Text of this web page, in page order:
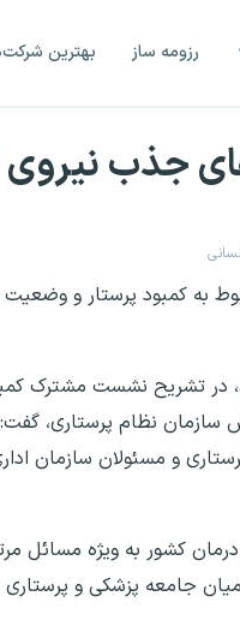
رزومه ساز بهترین
جذب نیروی
به کمبود پرستار و
در تشریح نشست
سازمان نظام پرستاری،
و مسئولان سازمان
کشور به‌ ویژه مسائل
جامعه پزشکی و